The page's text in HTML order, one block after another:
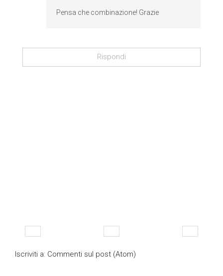
Pensa che combinazione! Grazie
Rispondi
Iscriviti a: Commenti sul post (Atom)